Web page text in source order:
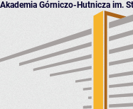
Akademia Górniczo-Hutnicza im.